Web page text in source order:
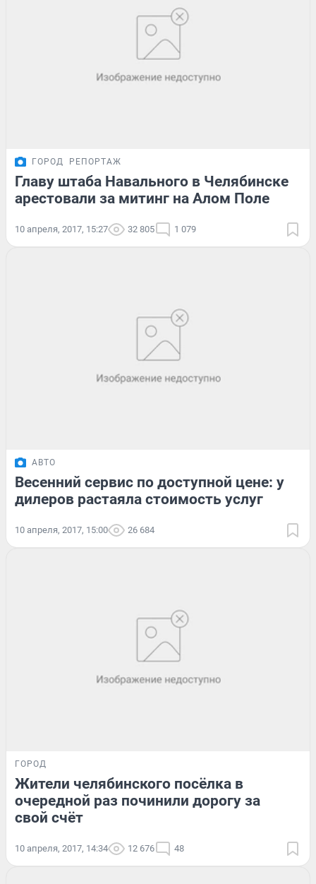
ГОРОД РЕПОРТАЖ
Главу штаба Навального в Челябинске
арестовали за митинг на Алом Поле
10 апреля, 2017, 15:27 32 805 1 079
АВТО
Весенний сервис по доступной цене: у
дилеров растаяла стоимость услуг
10 апреля, 2017, 15:00 26 684
ГОРОД
Жители челябинского посёлка в
очередной раз починили дорогу за
свой счёт
10 апреля, 2017, 14:34 12 676 48